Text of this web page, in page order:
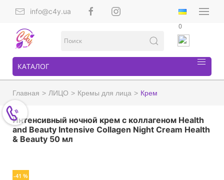
info@c4y.ua
0
КАТАЛОГ
Главная ЛИЦО Кремы для лица Крем
Интенсивный ночной крем с коллагеном Health
and Beauty Intensive Collagen Night Cream Health
& Beauty 50 мл
-41 %